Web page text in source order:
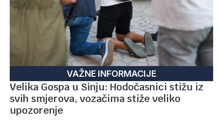
VAŽNE INFORMACIJE
Velika Gospa u Sinju: Hodočasnici stižu iz
svih smjerova, vozačima stiže veliko
upozorenje